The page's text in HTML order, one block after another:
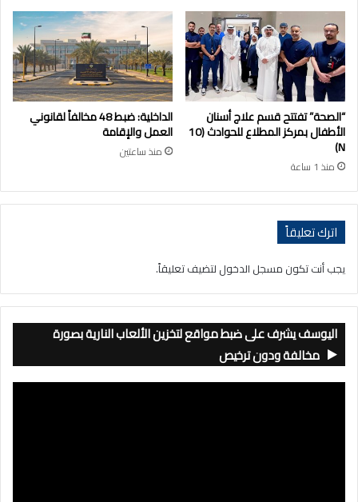
“الصحة” تفتتح قسم علاج أسنان
الأطفال بمركز المطلاع للحوادث (10
N)
منذ 1 ساعة
الداخلية: ضبط 48 مخالفاً لقانوني
العمل والإقامة
منذ ساعتين
اترك تعليقاً
يجب أنت تكون مسجل الدخول لتضيف تعليقاً.
اليوسف يشرف على ضبط مواقع لتخزين الألعاب النارية بصورة
مخالفة ودون ترخيص